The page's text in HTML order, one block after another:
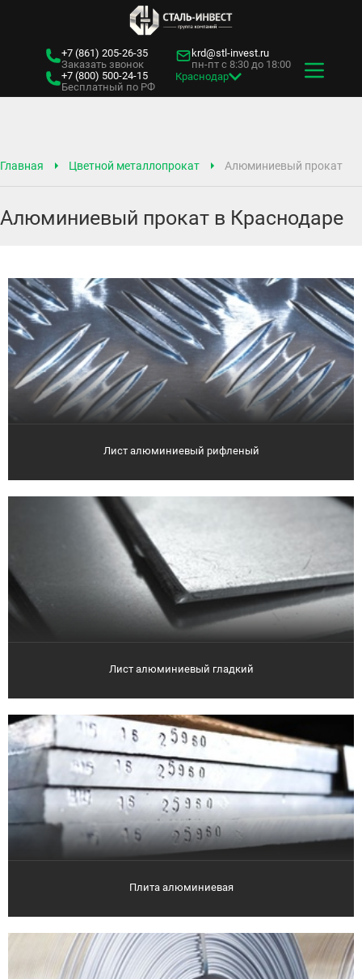
+7 (861) 205-26-35
Заказать звонок
+7 (800) 500-24-15
Бесплатный по РФ
krd@stl-invest.ru
пн-пт с 8:30 до 18:00
Краснодар
Главная Цветной металлопрокат Алюминиевый прокат
Алюминиевый прокат в Краснодаре
Лист алюминиевый рифленый
Лист алюминиевый гладкий
Плита алюминиевая